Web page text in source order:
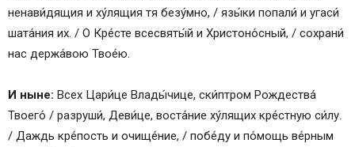
ненави́дящия и ху́лящия тя безу́мно, / язы́ки попали́ и угаси́
шата́ния их. / О Кре́сте всесвяты́й и Христоно́сный, / сохрани́
нас держа́вою Твое́ю.
И ныне: Всех Цари́це Влады́чице, ски́птром Рождества́
Твоего́ / разруши́, Деви́це, воста́ние ху́лящих кре́стную си́лу.
/ Даждь кре́пость и очище́ние, / побе́ду и по́мощь ве́рным